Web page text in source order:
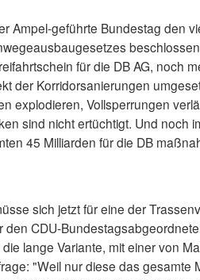
Ampel-geführte Bundestag den
für die DB AG, noch
der Korridorsanierungen
explodieren, Vollsperrungen
sind nicht ertüchtigt. Und noch
45 Milliarden für die DB
sich jetzt für eine der
den CDU-
lange Variante, mit einer von
"Weil nur diese das gesamte